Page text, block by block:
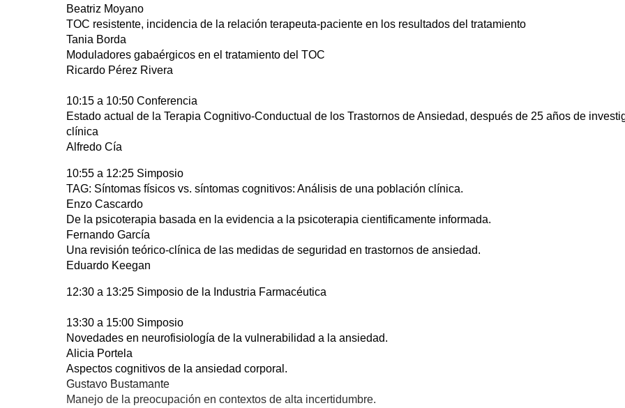
Beatriz Moyano
TOC resistente, incidencia de la relación terapeuta-paciente en los resultados del tratamiento
Tania Borda
Moduladores gabaérgicos en el tratamiento del TOC
Ricardo Pérez Rivera
10:15 a 10:50 Conferencia
Estado actual de la Terapia Cognitivo-Conductual de los Trastornos de Ansiedad, después de 25 años de
clínica
Alfredo Cía
10:55 a 12:25 Simposio
TAG: Síntomas físicos vs. síntomas cognitivos: Análisis de una población clínica.
Enzo Cascardo
De la psicoterapia basada en la evidencia a la psicoterapia cientificamente informada.
Fernando García
Una revisión teórico-clínica de las medidas de seguridad en trastornos de ansiedad.
Eduardo Keegan
12:30 a 13:25 Simposio de la Industria Farmacéutica
13:30 a 15:00 Simposio
Novedades en neurofisiología de la vulnerabilidad a la ansiedad.
Alicia Portela
Aspectos cognitivos de la ansiedad corporal.
Gustavo Bustamante
Manejo de la preocupación en contextos de alta incertidumbre.